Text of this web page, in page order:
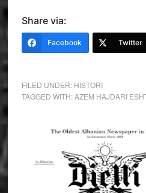
Share via:
Facebook Twitter
FILED UNDER: HISTORI
TAGGED WITH:AZEM HAJDARI